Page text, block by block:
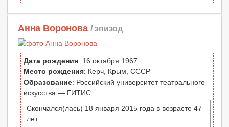
Анна Воронова / эпизод
Дата рождения: 16 октября 1967
Место рождения: Керч, Крым, СССР
Образование: Российский университет театрального
искусства — ГИТИС
Скончался(лась) 18 января 2015 года в возрасте 47
лет.